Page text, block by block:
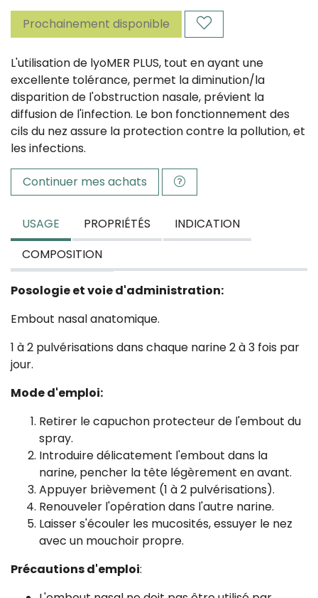
Prochainement disponible
L'utilisation de lyoMER PLUS, tout en ayant une
excellente tolérance, permet la diminution/la
disparition de l'obstruction nasale, prévient la
diffusion de l'infection. Le bon fonctionnement des
cils du nez assure la protection contre la pollution, et
les infections.
Continuer mes achats
USAGE PROPRIÉTÉS
INDICATION
COMPOSITION
Posologie et voie d'administration:
Embout nasal anatomique.
1 à 2 pulvérisations dans chaque narine 2 à 3 fois par
jour.
Mode d'emploi:
Retirer le capuchon protecteur de l'embout du
spray.
Introduire délicatement l'embout dans la
narine, pencher la tête légèrement en avant.
Appuyer brièvement (1 à 2 pulvérisations).
Renouveler l'opération dans l'autre narine.
Laisser s'écouler les mucosités, essuyer le nez
avec un mouchoir propre.
Précautions d'emploi: